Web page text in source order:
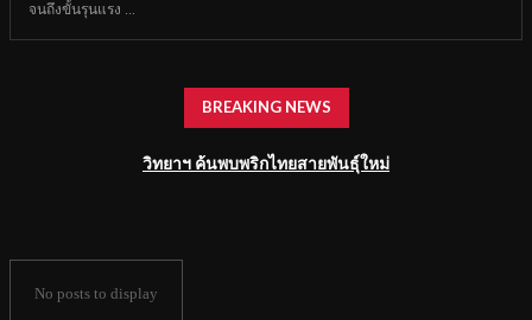
จนถึงขั้นรุนแรง ...
BREAKING NEWS
วิทยาฯ ค้นพบพริกไทยสายพันธุ์ใหม่
No posts to display